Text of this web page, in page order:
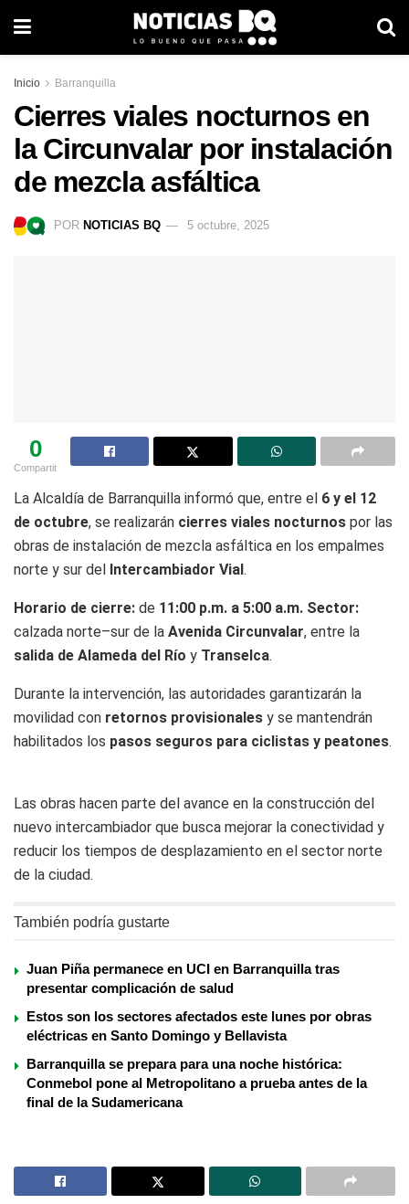
Inicio Barranquilla
Cierres viales nocturnos en
la Circunvalar por instalación
de mezcla asfáltica
POR NOTICIAS BQ 5 octubre, 2025
0
Compartit
La Alcaldía de Barranquilla informó que, entre el 6 y el 12
de octubre, se realizarán cierres viales nocturnos por las
obras de instalación de mezcla asfáltica en los empalmes
norte y sur del Intercambiador Vial.
Horario de cierre: de 11:00 p.m. a 5:00 a.m. Sector:
calzada norte–sur de la Avenida Circunvalar, entre la
salida de Alameda del Río y Transelca.
Durante la intervención, las autoridades garantizarán la
movilidad con retornos provisionales y se mantendrán
habilitados los pasos seguros para ciclistas y peatones.
Las obras hacen parte del avance en la construcción del
nuevo intercambiador que busca mejorar la conectividad y
reducir los tiempos de desplazamiento en el sector norte
de la ciudad.
También podría gustarte
Juan Piña permanece en UCI en Barranquilla tras
presentar complicación de salud
Estos son los sectores afectados este lunes por obras
eléctricas en Santo Domingo y Bellavista
Barranquilla se prepara para una noche histórica:
Conmebol pone al Metropolitano a prueba antes de la
final de la Sudamericana